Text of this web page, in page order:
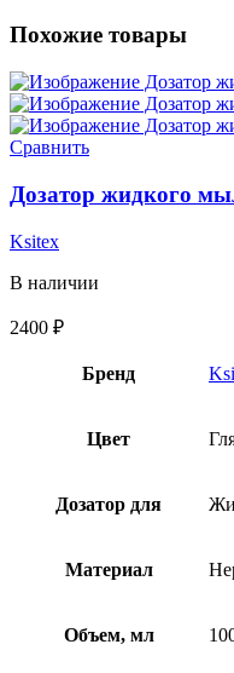
Похожие товары
Сравнить
Дозатор жидкого
Ksitex
В наличии
2400 ₽
Бренд
Цвет
Дозатор для
Материал
Объем, мл